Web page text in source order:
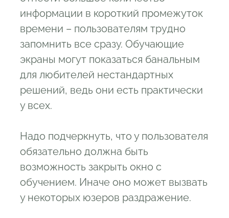
информации в короткий промежуток
времени – пользователям трудно
запомнить все сразу. Обучающие
экраны могут показаться банальным
для любителей нестандартных
решений, ведь они есть практически
у всех.
Надо подчеркнуть, что у пользователя
обязательно должна быть
возможность закрыть окно с
обучением. Иначе оно может вызвать
у некоторых юзеров раздражение.